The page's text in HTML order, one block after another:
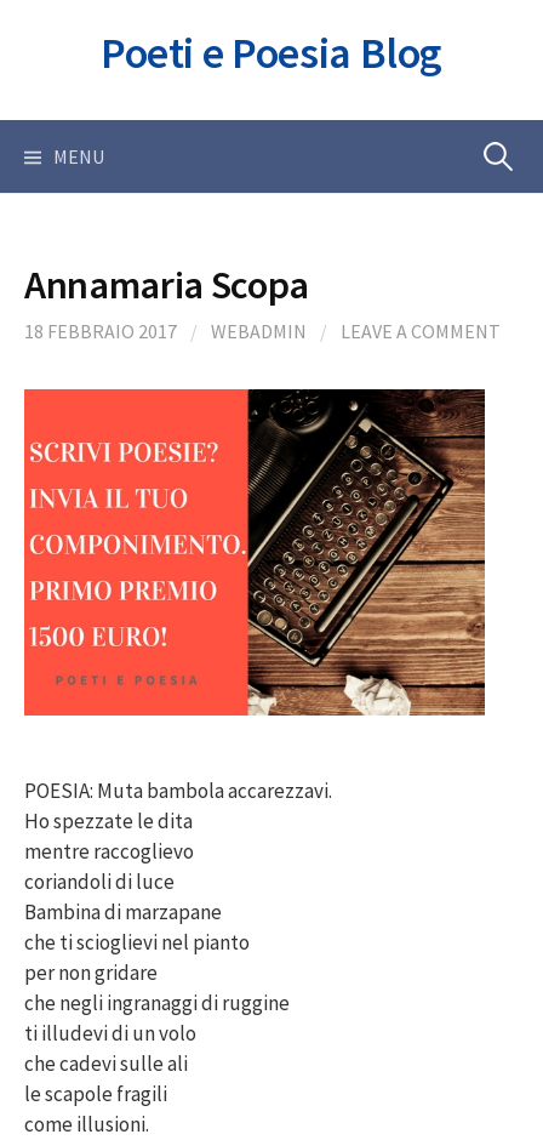
Poeti e Poesia Blog
MENU Ricerca
Annamaria Scopa
18 FEBBRAIO 2017 / WEBADMIN / LEAVE A COMMENT
POESIA: Muta bambola accarezzavi.
Ho spezzate le dita
mentre raccoglievo
coriandoli di luce
Bambina di marzapane
che ti scioglievi nel pianto
per non gridare
che negli ingranaggi di ruggine
ti illudevi di un volo
che cadevi sulle ali
le scapole fragili
come illusioni.